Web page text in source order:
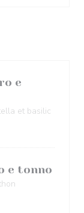
e
et basilic
e tonno